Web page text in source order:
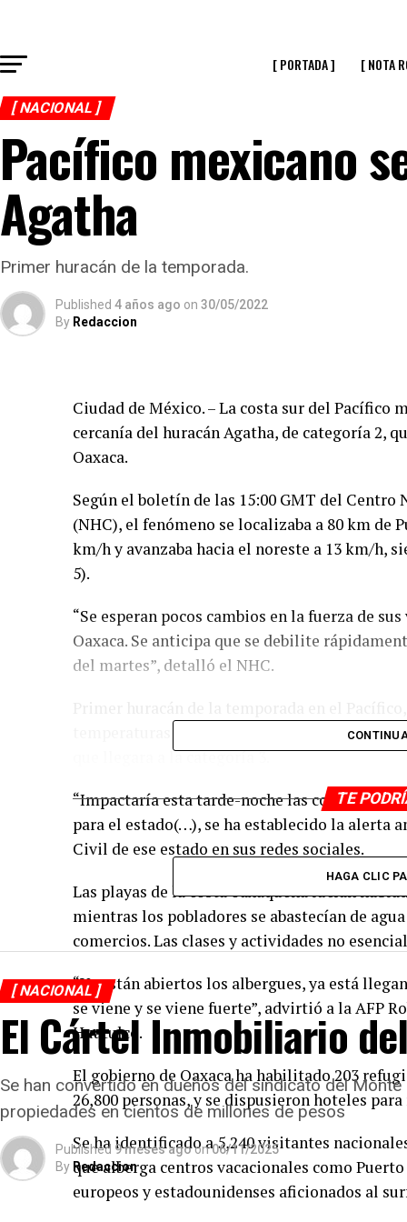
[ PORTADA ] [ NOTA
[ NACIONAL ]
Pacífico mexicano
Agatha
Primer huracán de la temporada.
Published 4 años ago on 30/05/2022
By Redaccion
Ciudad de México. – La costa sur del Pacífico
cercanía del huracán Agatha, de categoría 2,
Oaxaca.
Según el boletín de las 15:00 GMT del Centro
(NHC), el fenómeno se localizaba a 80 km de
km/h y avanzaba hacia el noreste a 13 km/h,
5).
“Se esperan pocos cambios en la fuerza de
Oaxaca. Se anticipa que se debilite
del martes”, detalló el NHC.
temperaturas del mar en el Pacífico sur
que llegara a la categoría 3.
“Impactaría esta tarde-noche las costas de
para el estado(…), se ha establecido la
Civil de ese estado en sus redes sociales.
Las playas de la costa oaxaqueña lucían
mientras los pobladores se abastecían de
comercios. Las clases y actividades no
“Ya están abiertos los albergues, ya está
se viene y se viene fuerte”, advirtió a la AFP
Huatulco.
El gobierno de Oaxaca ha habilitado 203
26,800 personas, y se dispusieron hoteles
Se ha identificado a 5,240 visitantes
que alberga centros vacacionales como
europeos y estadounidenses aficionados al
TE
HAGA CLIC
[ NACIONAL ]
El Cártel Inmobiliario
Se han convertido en dueños del sindicato del
propiedades en cientos de millones de pesos
Published 9 meses agoon06/11/2025
By Redaccion